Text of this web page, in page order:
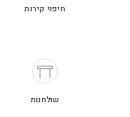
חיפוי קירות
שולחנות